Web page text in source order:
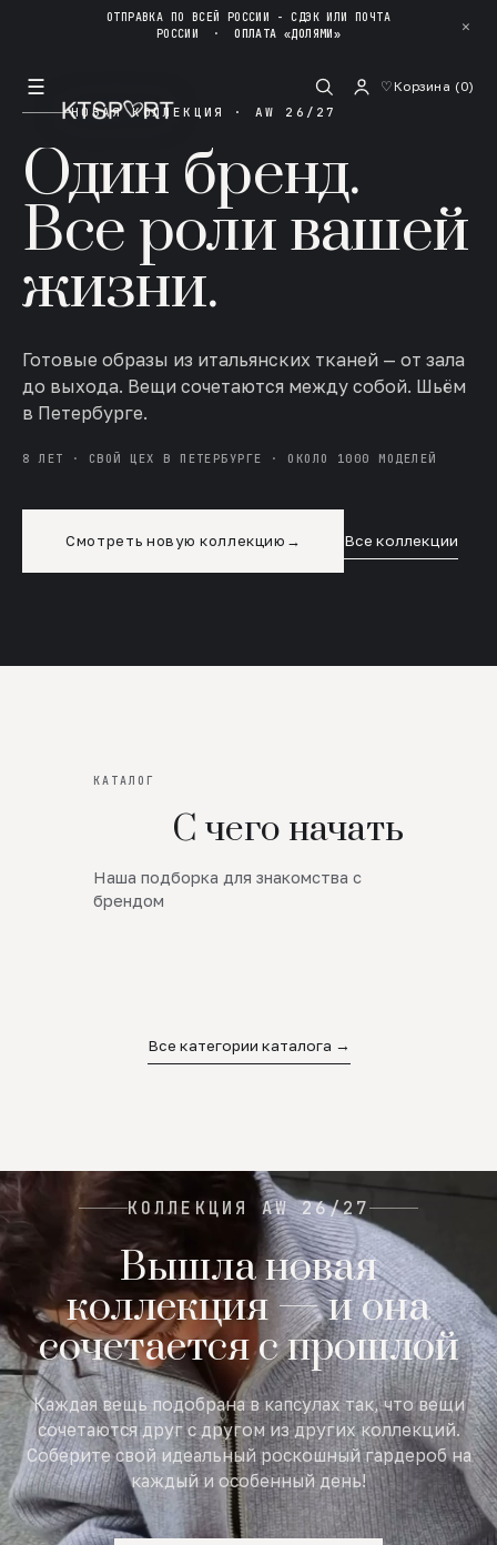
ОТПРАВКА ПО ВСЕЙ РОССИИ - СДЭК ИЛИ ПОЧТА
РОССИИ ·ОПЛАТА «ДОЛЯМИ» ✕
☰ ♡Корзина (0)
НОВАЯ КОЛЛЕКЦИЯ · AW 26/27
Один бренд.
Все роли вашей
жизни.
Готовые образы из итальянских тканей — от зала
до выхода. Вещи сочетаются между собой. Шьём
в Петербурге.
8 ЛЕТ · СВОЙ ЦЕХ В ПЕТЕРБУРГЕ · ОКОЛО 1000 МОДЕЛЕЙ
Смотреть новую коллекцию → Все коллекции
КАТАЛОГ
С чего начать
Наша подборка для знакомства с
брендом
Новинки
SALE
Все категории каталога →
КОЛЛЕКЦИЯ AW 26/27
Вышла новая
коллекция — и она
сочетается с прошлой
Каждая вещь подобрана в капсулах так, что вещи
сочетаются друг с другом из других коллекций.
Соберите свой идеальный роскошный гардероб на
каждый и особенный день!